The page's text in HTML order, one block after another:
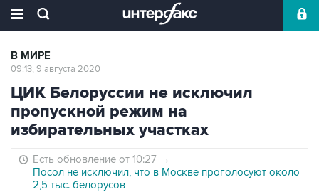
В МИРЕ
09:13, 9 августа 2020
ЦИК Белоруссии не исключил
пропускной режим на
избирательных участках
Есть обновление от 10:27 →
Посол не исключил, что в Москве проголосуют около
2,5 тыс. белорусов